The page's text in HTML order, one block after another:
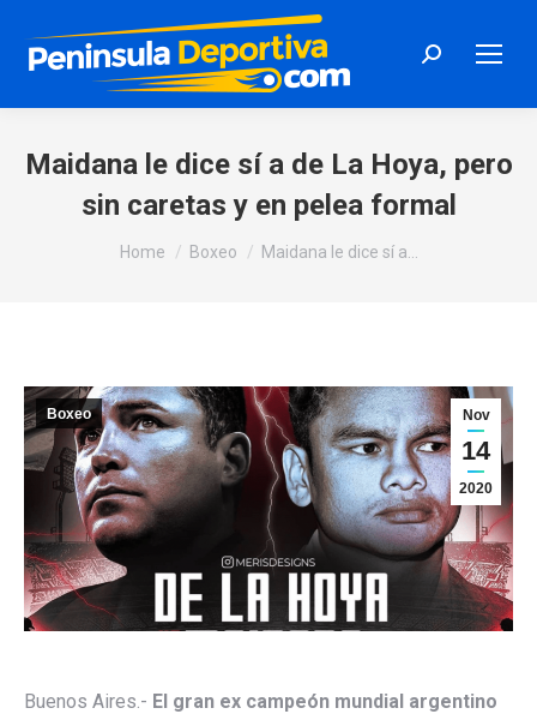
Search:
Maidana le dice sí a de La Hoya, pero
sin caretas y en pelea formal
You are here:
Home Boxeo Maidana le dice sí a…
Nov
14
2020
Boxeo
Buenos Aires.- El gran ex campeón mundial argentino